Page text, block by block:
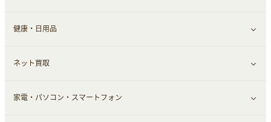
インナー・下着
スーツ・フォーマル
グルメ
お酒
食材宅配
すべて見る
ヘアケア
エステ・サロン
健康・日用品
すべて見る
スポーツ・フィットネス
ネット買取
すべて見る
家電・パソコン・スマートフォン